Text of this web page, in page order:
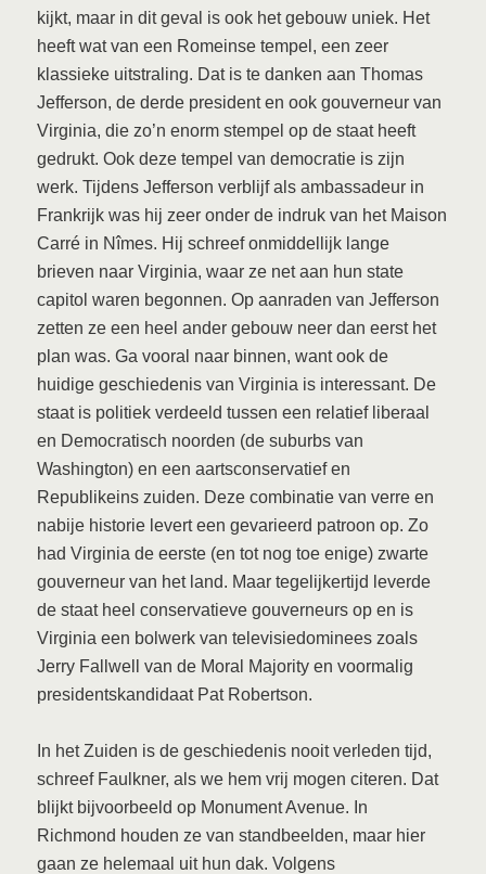
kijkt, maar in dit geval is ook het gebouw uniek. Het
heeft wat van een Romeinse tempel, een zeer
klassieke uitstraling. Dat is te danken aan Thomas
Jefferson, de derde president en ook gouverneur van
Virginia, die zo’n enorm stempel op de staat heeft
gedrukt. Ook deze tempel van democratie is zijn
werk. Tijdens Jefferson verblijf als ambassadeur in
Frankrijk was hij zeer onder de indruk van het Maison
Carré in Nîmes. Hij schreef onmiddellijk lange
brieven naar Virginia, waar ze net aan hun state
capitol waren begonnen. Op aanraden van Jefferson
zetten ze een heel ander gebouw neer dan eerst het
plan was. Ga vooral naar binnen, want ook de
huidige geschiedenis van Virginia is interessant. De
staat is politiek verdeeld tussen een relatief liberaal
en Democratisch noorden (de suburbs van
Washington) en een aartsconservatief en
Republikeins zuiden. Deze combinatie van verre en
nabije historie levert een gevarieerd patroon op. Zo
had Virginia de eerste (en tot nog toe enige) zwarte
gouverneur van het land. Maar tegelijkertijd leverde
de staat heel conservatieve gouverneurs op en is
Virginia een bolwerk van televisiedominees zoals
Jerry Fallwell van de Moral Majority en voormalig
presidentskandidaat Pat Robertson.
In het Zuiden is de geschiedenis nooit verleden tijd,
schreef Faulkner, als we hem vrij mogen citeren. Dat
blijkt bijvoorbeeld op Monument Avenue. In
Richmond houden ze van standbeelden, maar hier
gaan ze helemaal uit hun dak. Volgens